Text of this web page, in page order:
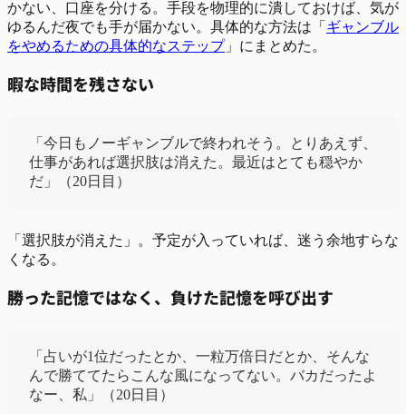
かない、口座を分ける。手段を物理的に潰しておけば、気が
ゆるんだ夜でも手が届かない。具体的な方法は「 ギャンブル
をやめるための具体的なステップ」にまとめた。
暇な時間を残さない
「今日もノーギャンブルで終われそう。とりあえず、
仕事があれば選択肢は消えた。最近はとても穏やか
だ」（20日目）
「選択肢が消えた」。予定が入っていれば、迷う余地すらな
くなる。
勝った記憶ではなく、負けた記憶を呼び出す
「占いが1位だったとか、一粒万倍日だとか、そんな
んで勝ててたらこんな風になってない。バカだったよ
なー、私」（20日目）